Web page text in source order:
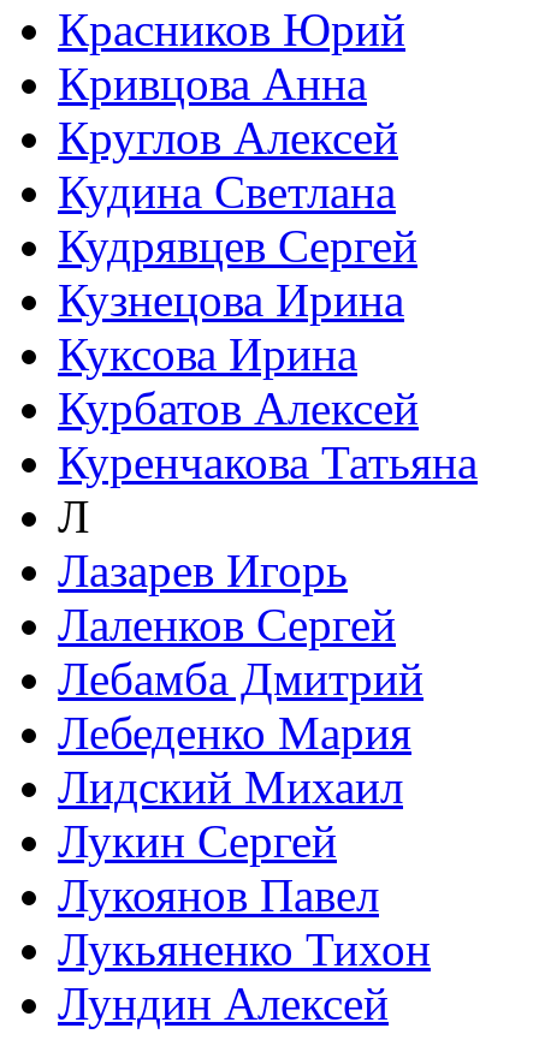
Красников Юрий
Кривцова Анна
Круглов Алексей
Кудина Светлана
Кудрявцев Сергей
Кузнецова Ирина
Куксова Ирина
Курбатов Алексей
Куренчакова Татьяна
Л
Лазарев Игорь
Лаленков Сергей
Лебамба Дмитрий
Лебеденко Мария
Лидский Михаил
Лукин Сергей
Лукоянов Павел
Лукьяненко Тихон
Лундин Алексей